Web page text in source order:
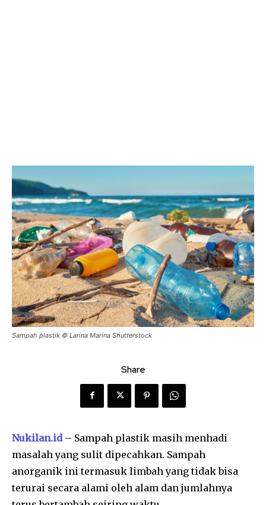
Sampah plastik © Larina Marina Shutterstock
Share
Nukilan.id – Sampah plastik masih menhadi
masalah yang sulit dipecahkan. Sampah
anorganik ini termasuk limbah yang tidak bisa
terurai secara alami oleh alam dan jumlahnya